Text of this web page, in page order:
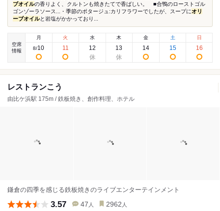
ブオイルの香りよく、クルトンも焼きたてで香ばしい。 ■合鴨のローストゴル
ゴンゾーラソース...・季節のポタージュ:カリフラワーでしたが、スープにオリ
ーブオイルと岩塩がかかっており...
空席
情報
月
8/10
火
11
水
12
木
13
金
14
土
15
日
16
レストランこう
由比ケ浜駅 175m / 鉄板焼き、創作料理、ホテル
鎌倉の四季を感じる鉄板焼きのライブエンターテインメント
3.57 47 人 2962 人